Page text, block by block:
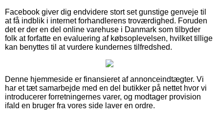
Facebook giver dig endvidere stort set gunstige genveje til
at få indblik i internet forhandlerens troværdighed. Foruden
det er der en del online varehuse i Danmark som tilbyder
folk at forfatte en evaluering af købsoplevelsen, hvilket tillige
kan benyttes til at vurdere kundernes tilfredshed.
Denne hjemmeside er finansieret af annonceindtægter. Vi
har et tæt samarbejde med en del butikker på nettet hvor vi
introducerer forretningernes varer, og modtager provision
ifald en bruger fra vores side laver en ordre.